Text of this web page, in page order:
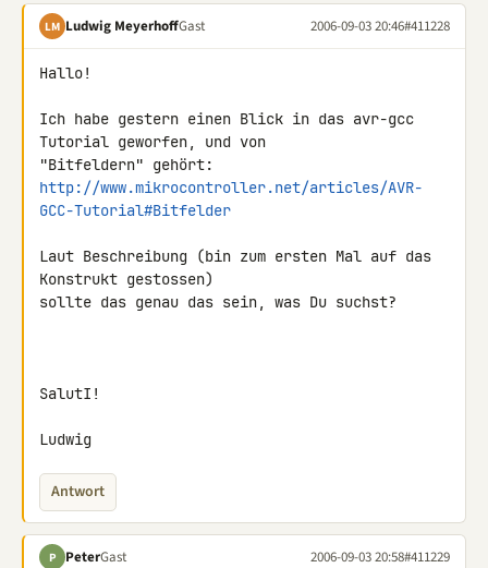
LM Ludwig MeyerhoffGast 2006-09-03 20:46#411228
Hallo!
Ich habe gestern einen Blick in das avr-gcc
Tutorial geworfen, und von
http://www.mikrocontroller.net/articles/AVR-
GCC-Tutorial#Bitfelder
Laut Beschreibung (bin zum ersten Mal auf das
Konstrukt gestossen)
sollte das genau das sein, was Du suchst?
SalutI!
Ludwig
Antwort
P PeterGast 2006-09-03 20:58#411229